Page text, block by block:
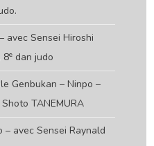
avec Sensei Hiroshi
8edan judo
Genbukan – Ninpo –
TANEMURA
– avec Sensei Raynald